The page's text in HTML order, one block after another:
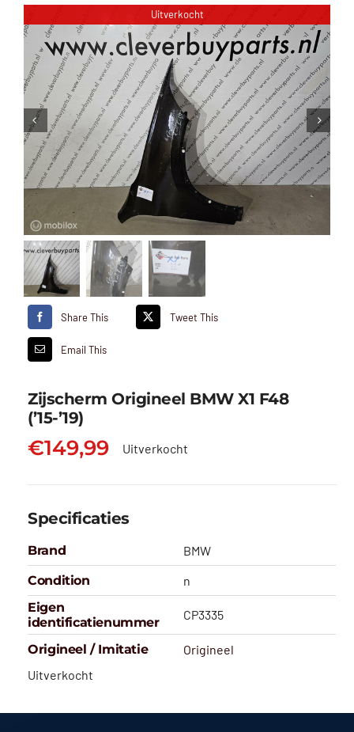
Uitverkocht
Share This Tweet This
Email This
Zijscherm Origineel BMW X1 F48
(’15-’19)
€149,99 Uitverkocht
Specificaties
Brand
BMW
Condition
n
Eigen
identificatienummer
CP3335
Origineel / Imitatie
Origineel
Uitverkocht